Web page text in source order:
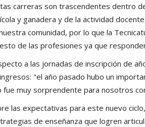
carreras son trascendentes dentro
y ganadera y de la actividad
comunidad, por lo que la
de las profesiones ya que
a las jornadas de inscripción de
"el año pasado hubo un
fue muy sorprendente para nosotros
las expectativas para este nuevo
de enseñanza que logren